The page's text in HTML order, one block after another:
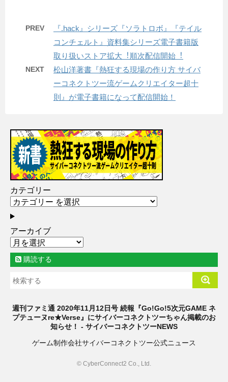
PREV
『.hack』シリーズ『ソラトロボ』『テイル
コンチェルト』資料集シリーズ電子書籍版
取り扱いストア拡大︕順次配信開始︕
NEXT
松山洋著書『熱狂する現場の作り方 サイバ
ーコネクトツー流ゲームクリエイター超十
則』が電子書籍になって配信開始！
カテゴリー
アーカイブ
購読する
週刊ファミ通 2020年11月12日号 続報『Go!Go!5次元GAME ネ
プテューヌre★Verse』にサイバーコネクトツーちゃん掲載のお
知らせ！ - サイバーコネクトツーNEWS
ゲーム制作会社サイバーコネクトツー公式ニュース
© CyberConnect2 Co., Ltd.